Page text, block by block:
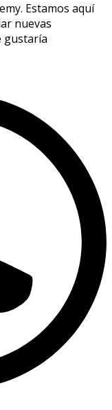
Estamos aquí
nuevas
gustaría